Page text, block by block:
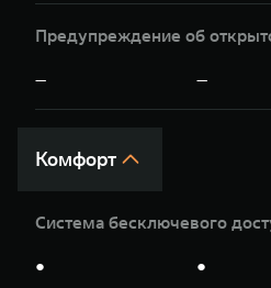
Предупреждение об
— —
Комфорт
Система бесключевого
● ●